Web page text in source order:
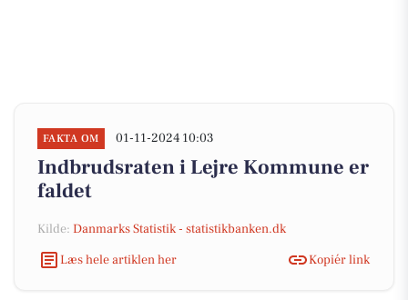
FAKTA OM 01-11-2024 10:03
Indbrudsraten i Lejre Kommune er
faldet
Kilde: Danmarks Statistik - statistikbanken.dk
Læs hele artiklen her
Kopiér link